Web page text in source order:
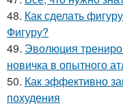
48. Как сделать
Фигуру?
49. Эволюция
новичка в опытного
50. Как эффективно
похудения